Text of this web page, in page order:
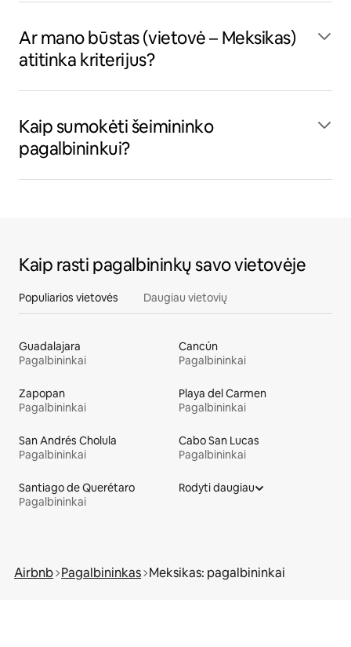
Ar mano būstas (vietovė – Meksikas)
atitinka kriterijus?
Kaip sumokėti šeimininko
pagalbininkui?
Kaip rasti pagalbininkų savo vietovėje
Populiarios vietovės Daugiau vietovių
Guadalajara
Pagalbininkai
Cancún
Pagalbininkai
Zapopan
Pagalbininkai
Playa del Carmen
Pagalbininkai
San Andrés Cholula
Pagalbininkai
Cabo San Lucas
Pagalbininkai
Santiago de Querétaro
Pagalbininkai
Rodyti daugiau
Airbnb Pagalbininkas Meksikas: pagalbininkai